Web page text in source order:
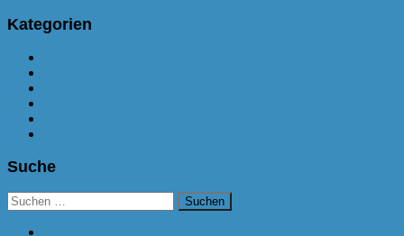
Kategorien
Suche
Suchen
nach: